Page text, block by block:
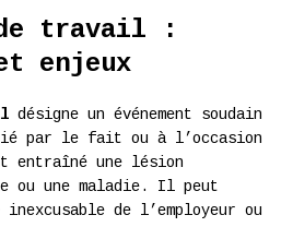
travail :
enjeux
désigne un événement soudain
par le fait ou à l’occasion
entraîné une lésion
ou une maladie. Il peut
de l’employeur ou